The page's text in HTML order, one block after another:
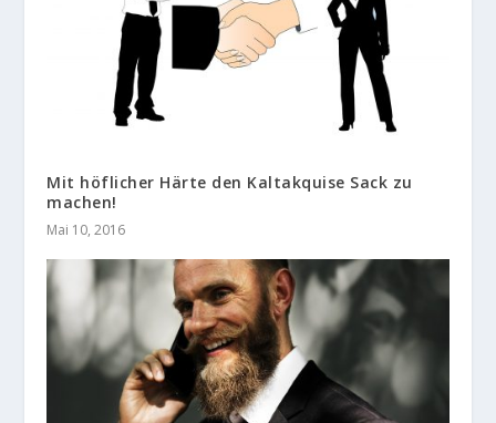
Mit höflicher Härte den Kaltakquise Sack zu
machen!
Mai 10, 2016